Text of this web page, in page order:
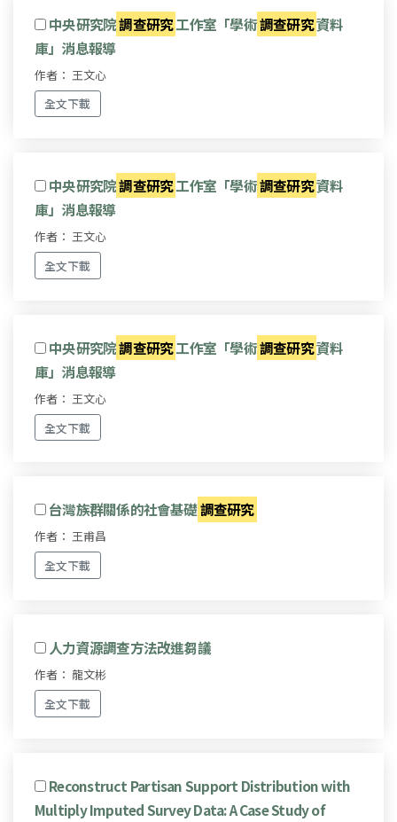
中央研究院調查研究工作室「學術調查研究資料
庫」消息報導
作者： 王文心
全文下載
中央研究院調查研究工作室「學術調查研究資料
庫」消息報導
作者： 王文心
全文下載
中央研究院調查研究工作室「學術調查研究資料
庫」消息報導
作者： 王文心
全文下載
台灣族群關係的社會基礎調查研究
作者： 王甫昌
全文下載
人力資源調查方法改進芻議
作者： 龍文彬
全文下載
Reconstruct Partisan Support Distribution with
Multiply Imputed Survey Data: A Case Study of